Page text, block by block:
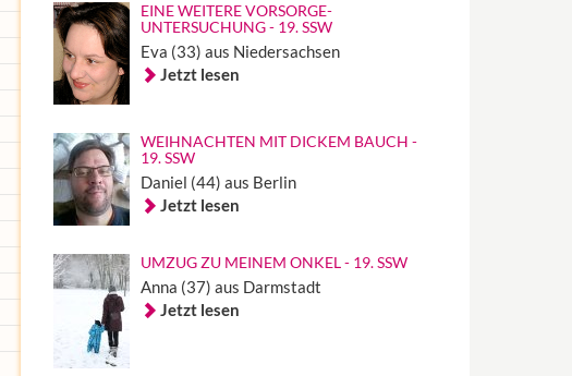
EINE WEITERE VORSORGE-
UNTERSUCHUNG - 19. SSW
Eva (33) aus Niedersachsen
Jetzt lesen
WEIHNACHTEN MIT DICKEM BAUCH -
19. SSW
Daniel (44) aus Berlin
Jetzt lesen
UMZUG ZU MEINEM ONKEL - 19. SSW
Anna (37) aus Darmstadt
Jetzt lesen